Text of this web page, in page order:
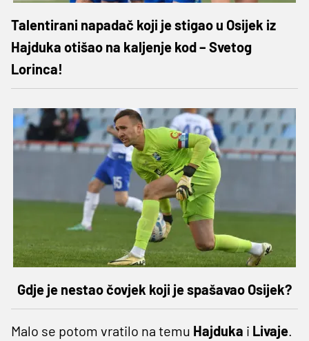
Talentirani napadač koji je stigao u Osijek iz
Hajduka otišao na kaljenje kod – Svetog
Lorinca!
Gdje je nestao čovjek koji je spašavao Osijek?
Malo se potom vratilo na temu Hajduka i Livaje.